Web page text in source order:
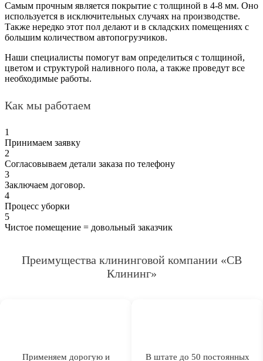
Самым прочным является покрытие с толщиной в 4-8 мм. Оно
используется в исключительных случаях на производстве.
Также нередко этот пол делают и в складских помещениях с
большим количеством автопогрузчиков.
Наши специалисты помогут вам определиться с толщиной,
цветом и структурой наливного пола, а также проведут все
необходимые работы.
Как мы работаем
1
Принимаем заявку
2
Согласовываем детали заказа по телефону
3
Заключаем договор.
4
Процесс уборки
5
Чистое помещение = довольный заказчик
Преимущества клининговой компании «СВ
Клининг»
Применяем дорогую и В штате до 50 постоянных